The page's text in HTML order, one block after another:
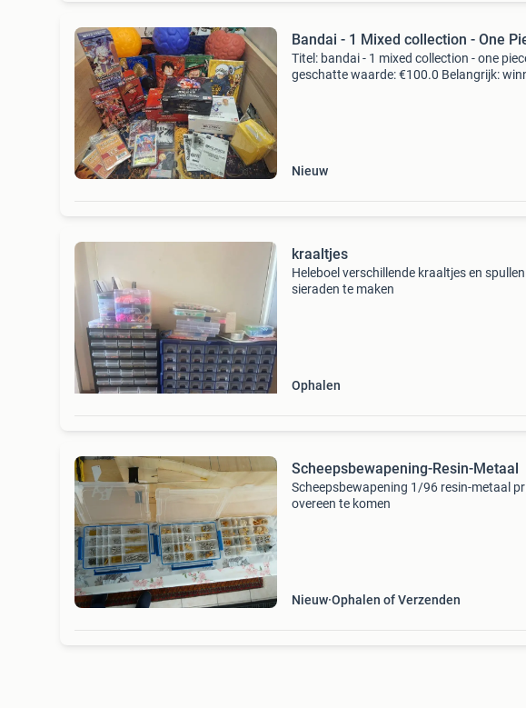
Bandai - 1 Mixed collection - One
Titel: bandai - 1 mixed collection - one
geschatte waarde: €100.0 Belangrijk:
Nieuw
kraaltjes
Heleboel verschillende kraaltjes en
sieraden te maken
Ophalen
Scheepsbewapening-Resin-Metaal
Scheepsbewapening 1/96 resin-metaal
overeen te komen
Nieuw Ophalen of Verzenden